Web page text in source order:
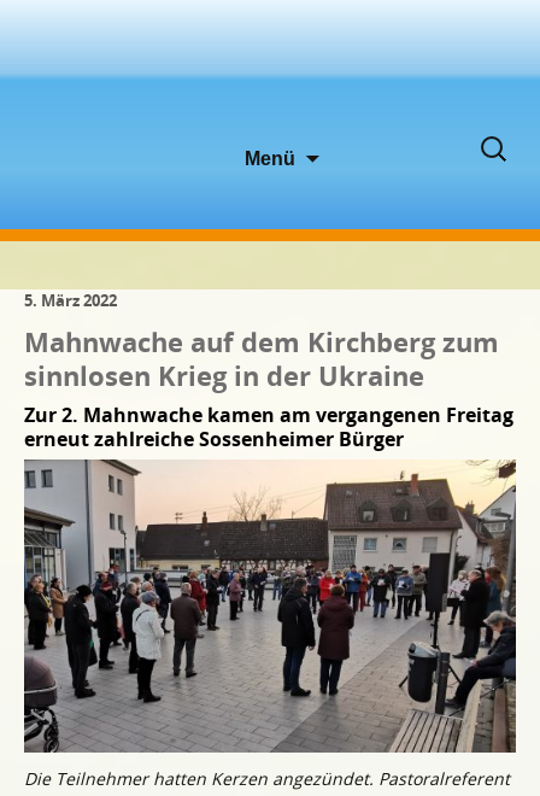
Menü
Suchen
5. März 2022
Mahnwache auf dem Kirchberg zum
sinnlosen Krieg in der Ukraine
Zur 2. Mahnwache kamen am vergangenen Freitag
erneut zahlreiche Sossenheimer Bürger
Die Teilnehmer hatten Kerzen angezündet. Pastoralreferent